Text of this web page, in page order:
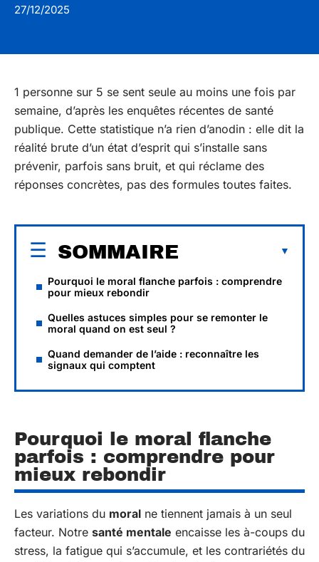
27/12/2025
1 personne sur 5 se sent seule au moins une fois par
semaine, d’après les enquêtes récentes de santé
publique. Cette statistique n’a rien d’anodin : elle dit la
réalité brute d’un état d’esprit qui s’installe sans
prévenir, parfois sans bruit, et qui réclame des
réponses concrètes, pas des formules toutes faites.
SOMMAIRE
Pourquoi le moral flanche parfois : comprendre
pour mieux rebondir
Quelles astuces simples pour se remonter le
moral quand on est seul ?
Quand demander de l’aide : reconnaître les
signaux qui comptent
Pourquoi le moral flanche
parfois : comprendre pour
mieux rebondir
Les variations du moral ne tiennent jamais à un seul
facteur. Notre santé mentale encaisse les à-coups du
stress, la fatigue qui s’accumule, et les contrariétés du